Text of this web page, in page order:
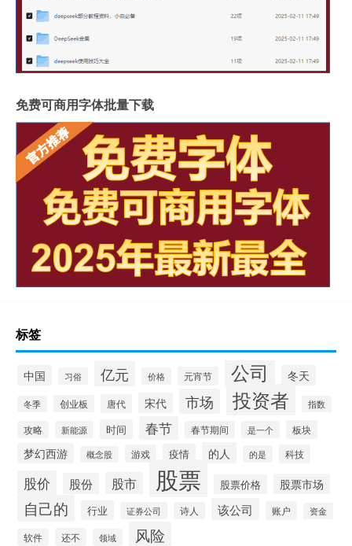
免费可商用字体批量下载
标签
中国 习俗 亿元 价格 元宵节 公司 冬天
冬季 创业板 唐代 宋代 市场 投资者 指数
攻略 新能源 时间 春节 春节期间 是一个 板块
梦幻西游 概念股 游戏 疫情 的人 的是 科技
股价 股份 股市 股票 股票价格 股票市场
自己的 行业 证券公司 诗人 该公司 账户 资金
软件 还不 领域 风险